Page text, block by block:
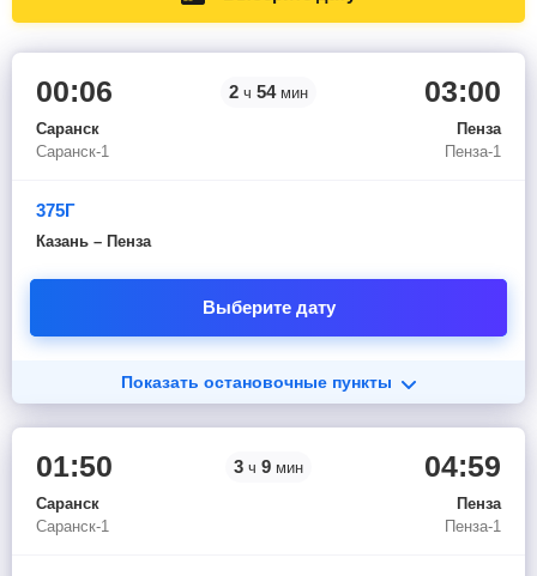
00:06
Саранск
Саранск-1
2 ч 54 мин 03:00
Пенза
Пенза-1
375Г
Казань – Пенза
Выберите дату
Показать остановочные пункты
01:50
Саранск
Саранск-1
3 ч 9 мин 04:59
Пенза
Пенза-1